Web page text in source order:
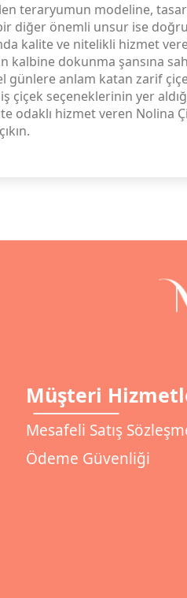
teraryumun modeline,
diğer önemli unsur ise
kalite ve nitelikli hizmet
kalbine dokunma şansına
günlere anlam katan zarif
çiçek seçeneklerinin yer
odaklı hizmet veren Nolina
Müşteri
Mesafeli Satış
Ödeme Güvenliği